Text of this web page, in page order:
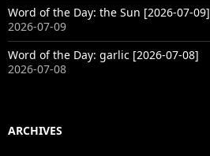
Word of the Day: the Sun [2026-07-09]
2026-07-09
Word of the Day: garlic [2026-07-08]
2026-07-08
ARCHIVES